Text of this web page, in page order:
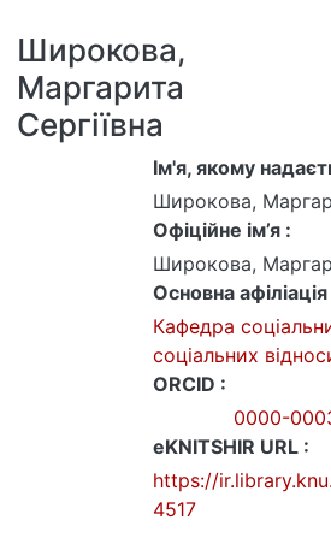
Широкова,
Маргарита
Сергіївна
Ім'я, якому
Широкова,
Офіційне ім’я :
Широкова,
Основна афіліація
Кафедра
соціальних
ORCID :
0000-
eKNITSHIR URL :
https://
4517